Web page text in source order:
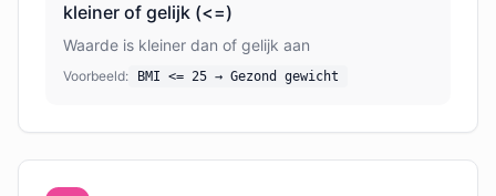
kleiner of gelijk (<=)
Waarde is kleiner dan of gelijk aan
Voorbeeld: BMI <= 25 → Gezond gewicht